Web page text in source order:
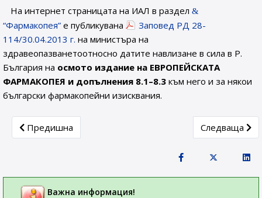
На интернет страницата на ИАЛ в раздел
“Фармакопея” е публикувана
Заповед РД 28-
114/30.04.2013 г. на министъра на
здравеопазванетоотносно датите навлизане в сила в Р.
България на осмото издание на ЕВРОПЕЙСКАТА
ФАРМАКОПЕЯ и допълнения 8.1–8.3 към него и за някои
български фармакопейни изисквания.
Previous article: Нови монографии за ВЕЩЕСТВА И
Предишна Next article:
Следваща
Важна информация!